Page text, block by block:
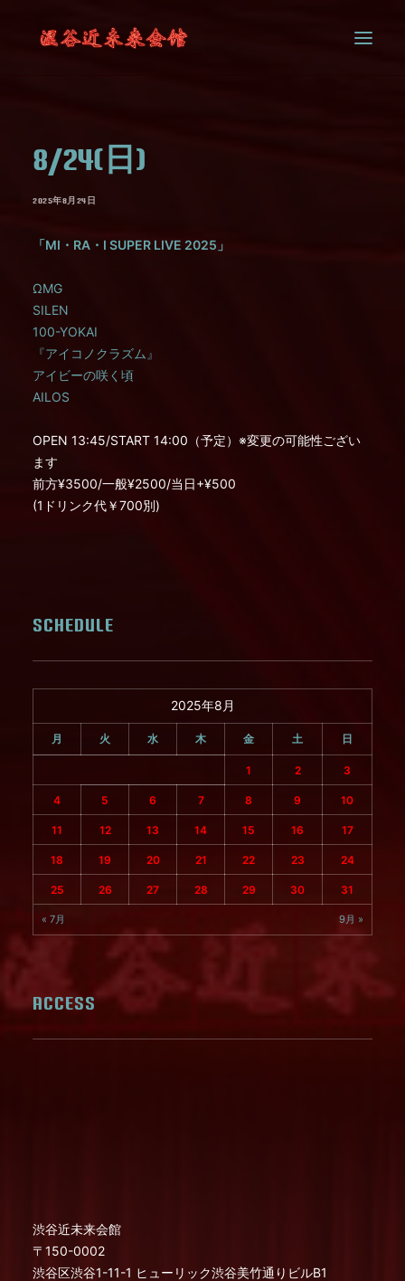
CONTACT8/24(日)
2025年8月24日
「MI・RA・I SUPER LIVE 2025」
ΩMG
SILEN
100-YOKAI
『アイコノクラズム』
アイビーの咲く頃
AILOS
OPEN 13:45/START 14:00（予定）※変更の可能性ござい
ます
前方¥3500/一般¥2500/当日+¥500
(1ドリンク代￥700別)
SCHEDULE
2025年8月
月 火 水 木 金 土 日
1 2 3
4 5 6 7 8 9 10
11 12 13 14 15 16 17
18 19 20 21 22 23 24
25 26 27 28 29 30 31
« 7月 9月 »
ACCESS
渋谷近未来会館
〒150-0002
渋谷区渋谷1-11-1 ヒューリック渋谷美竹通りビルB1